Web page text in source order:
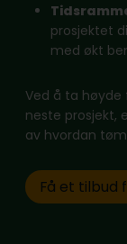
prosjektet
med økt
Ved å ta
neste prosjekt,
av hvordan
Få et tilbud